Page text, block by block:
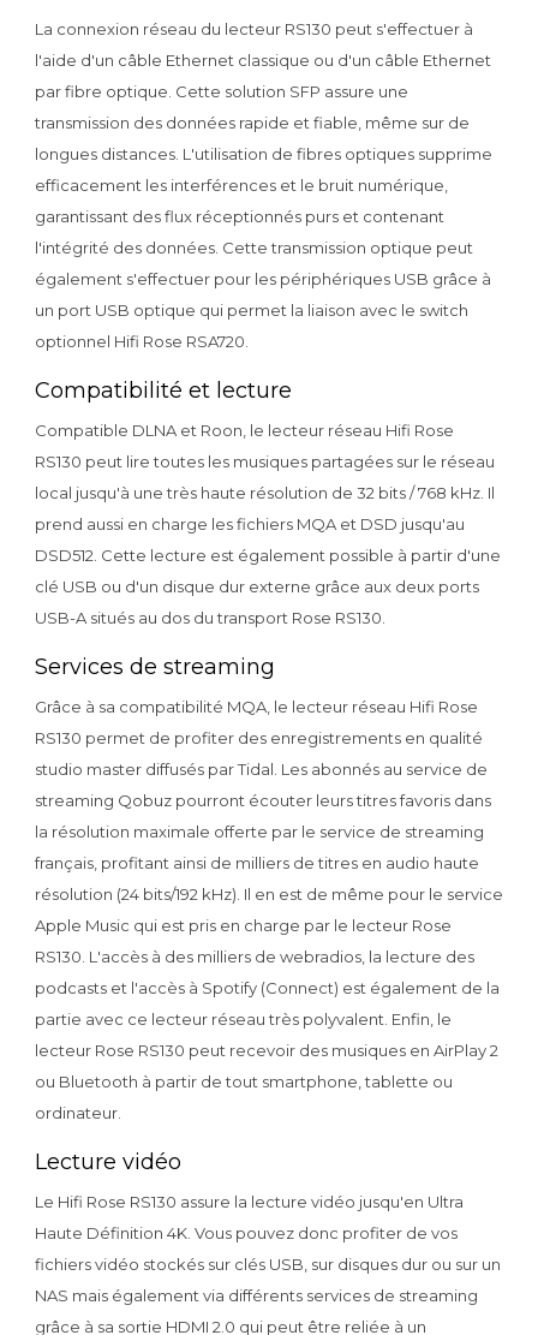
La connexion réseau du lecteur RS130 peut s'effectuer à
l'aide d'un câble Ethernet classique ou d'un câble Ethernet
par fibre optique. Cette solution SFP assure une
transmission des données rapide et fiable, même sur de
longues distances. L'utilisation de fibres optiques supprime
efficacement les interférences et le bruit numérique,
garantissant des flux réceptionnés purs et contenant
l'intégrité des données. Cette transmission optique peut
également s'effectuer pour les périphériques USB grâce à
un port USB optique qui permet la liaison avec le switch
optionnel Hifi Rose RSA720.
Compatibilité et lecture
Compatible DLNA et Roon, le lecteur réseau Hifi Rose
RS130 peut lire toutes les musiques partagées sur le réseau
local jusqu'à une très haute résolution de 32 bits / 768 kHz. Il
prend aussi en charge les fichiers MQA et DSD jusqu'au
DSD512. Cette lecture est également possible à partir d'une
clé USB ou d'un disque dur externe grâce aux deux ports
USB-A situés au dos du transport Rose RS130.
Services de streaming
Grâce à sa compatibilité MQA, le lecteur réseau Hifi Rose
RS130 permet de profiter des enregistrements en qualité
studio master diffusés par Tidal. Les abonnés au service de
streaming Qobuz pourront écouter leurs titres favoris dans
la résolution maximale offerte par le service de streaming
français, profitant ainsi de milliers de titres en audio haute
résolution (24 bits/192 kHz). Il en est de même pour le service
Apple Music qui est pris en charge par le lecteur Rose
RS130. L'accès à des milliers de webradios, la lecture des
podcasts et l'accès à Spotify (Connect) est également de la
partie avec ce lecteur réseau très polyvalent. Enfin, le
lecteur Rose RS130 peut recevoir des musiques en AirPlay 2
ou Bluetooth à partir de tout smartphone, tablette ou
ordinateur.
Lecture vidéo
Le Hifi Rose RS130 assure la lecture vidéo jusqu'en Ultra
Haute Définition 4K. Vous pouvez donc profiter de vos
fichiers vidéo stockés sur clés USB, sur disques dur ou sur un
NAS mais également via différents services de streaming
grâce à sa sortie HDMI 2.0 qui peut être reliée à un